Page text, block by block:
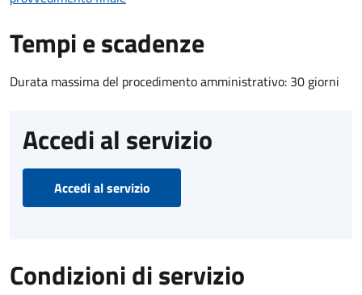
Tempi e scadenze
Durata massima del procedimento amministrativo: 30 giorni
Accedi al servizio
Accedi al servizio
Condizioni di servizio